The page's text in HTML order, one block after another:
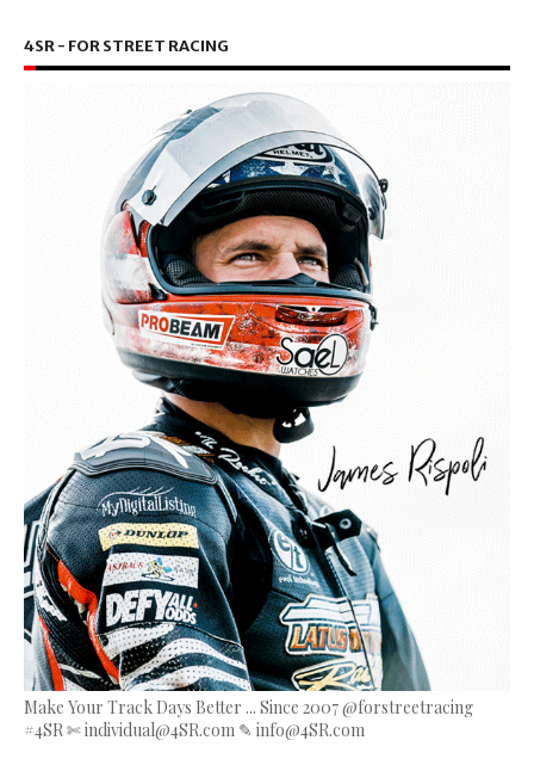
4SR - FOR STREET RACING
Make Your Track Days Better ... Since 2007 @forstreetracing
#4SR ✄ individual@4SR.com ✎ info@4SR.com